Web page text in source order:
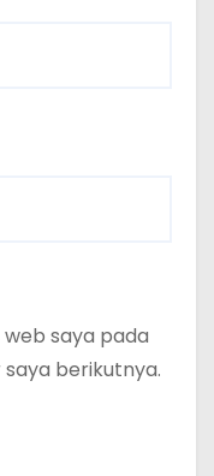
web saya pada
berikutnya.